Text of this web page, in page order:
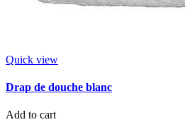
Quick view
Drap de douche blanc
Add to cart